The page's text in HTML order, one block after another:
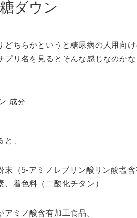
ダウン
どちらかというと糖尿病の人用向
プリ名を見るとそんな感じなのか
、
末（5-アミノレブリン酸リン酸塩
、着色料（二酸化チタン）
アミノ酸含有加工食品。